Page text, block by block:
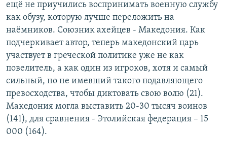
ещё не приучились воспринимать военную службу
как обузу, которую лучше переложить на
наёмников. Союзник ахейцев - Македония. Как
подчеркивает автор, теперь македонский царь
участвует в греческой политике уже не как
повелитель, а как один из игроков, хотя и самый
сильный, но не имевший такого подавляющего
превосходства, чтобы диктовать свою волю (21).
Македония могла выставить 20-30 тысяч воинов
(141), для сравнения - Этолийская федерация – 15
000 (164).